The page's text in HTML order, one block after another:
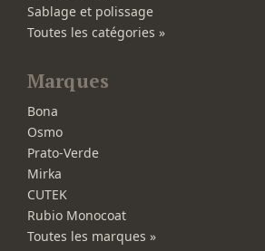
Sablage et polissage
Toutes les catégories »
Marques
Bona
Osmo
Prato-Verde
Mirka
CUTEK
Rubio Monocoat
Toutes les marques »